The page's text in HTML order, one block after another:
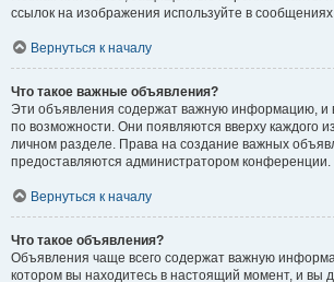
ссылок на изображения используйте в сообщениях
Вернуться к началу
Что такое важные объявления?
Эти объявления содержат важную информацию, и
по возможности. Они появляются вверху каждого
личном разделе. Права на создание важных
предоставляются администратором конференции.
Вернуться к началу
Что такое объявления?
Объявления чаще всего содержат важную
котором вы находитесь в настоящий момент, и вы